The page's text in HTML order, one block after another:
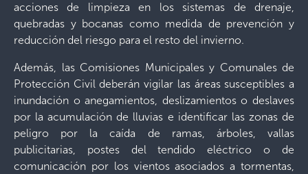
acciones de limpieza en los sistemas de drenaje,
quebradas y bocanas como medida de prevención y
reducción del riesgo para el resto del invierno.
Además, las Comisiones Municipales y Comunales de
Protección Civil deberán vigilar las áreas susceptibles a
inundación o anegamientos, deslizamientos o deslaves
por la acumulación de lluvias e identificar las zonas de
peligro por la caída de ramas, árboles, vallas
publicitarias, postes del tendido eléctrico o de
comunicación por los vientos asociados a tormentas,